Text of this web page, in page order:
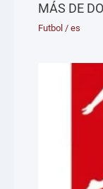
MÁS DE
Futbol /es